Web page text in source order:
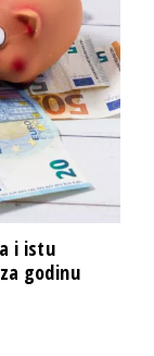
i istu
godinu